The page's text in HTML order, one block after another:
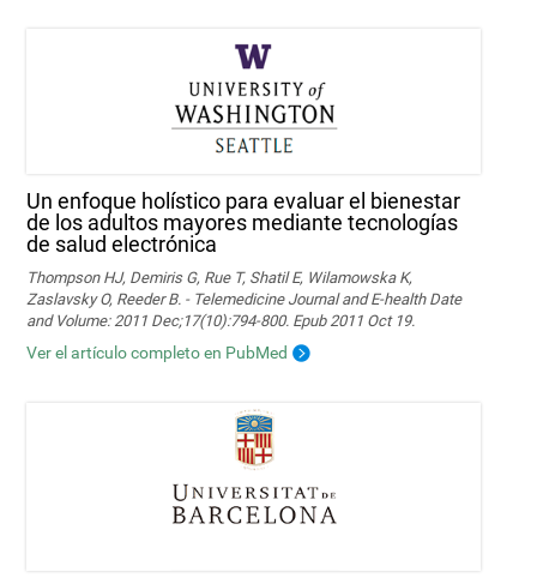
Un enfoque holístico para evaluar el bienestar
de los adultos mayores mediante tecnologías
de salud electrónica
Thompson HJ, Demiris G, Rue T, Shatil E, Wilamowska K,
Zaslavsky O, Reeder B. - Telemedicine Journal and E-health Date
and Volume: 2011 Dec;17(10):794-800. Epub 2011 Oct 19.
Ver el artículo completo en PubMed